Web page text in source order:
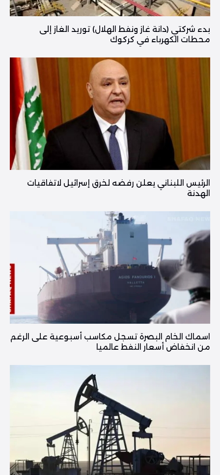
بدء شركتي (دانة غاز ونفط الهلال) توريد الغاز إلى
محطات الكهرباء في كركوك
الرئيس اللبناني يعلن رفضه لخرق إسرائيل لاتفاقيات
الهدنة
اسماك الخام البصرة تسجل مكاسب أسبوعية على الرغم
من انخفاض أسعار النفط عالميا